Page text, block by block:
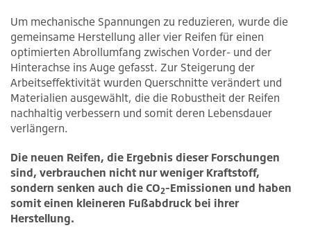
Um mechanische Spannungen zu reduzieren, wurde die
gemeinsame Herstellung aller vier Reifen für einen
optimierten Abrollumfang zwischen Vorder- und der
Hinterachse ins Auge gefasst. Zur Steigerung der
Arbeitseffektivität wurden Querschnitte verändert und
Materialien ausgewählt, die die Robustheit der Reifen
nachhaltig verbessern und somit deren Lebensdauer
verlängern.
Die neuen Reifen, die Ergebnis dieser Forschungen
sind, verbrauchen nicht nur weniger Kraftstoff,
sondern senken auch die CO2-Emissionen und haben
somit einen kleineren Fußabdruck bei ihrer
Herstellung.